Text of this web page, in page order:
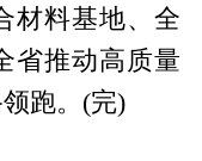
材料基地、全
省推动高质量
跑。(完)